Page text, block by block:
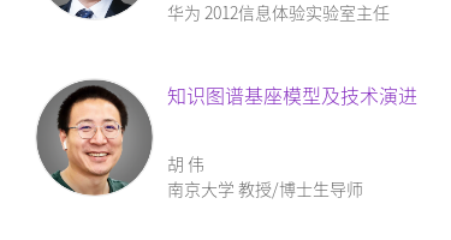
华为 2012信息体验实验室主任
知识图谱基座模型及技术演进
胡 伟
南京大学 教授/博士生导师